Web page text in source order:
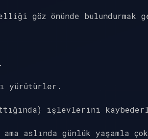
göz önünde bulundurmak
yürütürler.
işlevlerini
aslında günlük yaşamla çok